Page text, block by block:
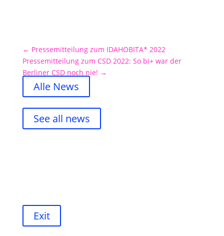
← Pressemitteilung zum IDAHOBITA* 2022
Pressemitteilung zum CSD 2022: So bi+ war der
Berliner CSD noch nie! →
Alle News
See all news
Exit